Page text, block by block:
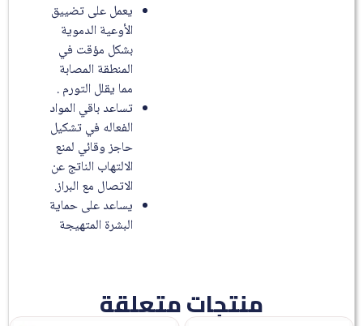
يعمل على تضييق
الأوعية الدموية
بشكل مؤقت في
المنطقة المصابة
مما يقلل التورم .
تساعد باقي المواد
الفعاله في تشكيل
حاجز وقائي لمنع
الالتهاب الناتج عن
الاتصال مع البراز.
يساعد على حماية
البشرة المتهيجة
منتجات متعلقة